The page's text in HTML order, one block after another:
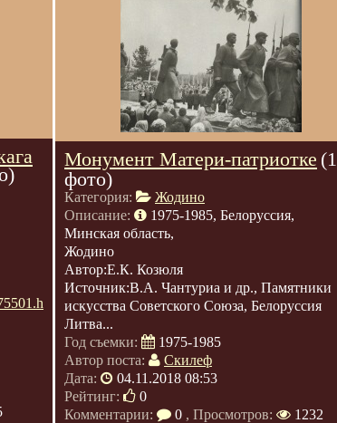
Монумент Матери-патриотке (1
фото)
Категория:
Жодино
Описание:
1975-1985, Белоруссия,
Минская область,
Жодино
Автор:Е.К. Козюля
Источник:В.А. Чантуриа и др., Памятники
искусства Советского Союза, Белоруссия
Литва...
Год съемки:
1975-1985
Автор поста:
Скилеф
Дата:
04.11.2018 08:53
Рейтинг:
0
Комментарии:
0 , Просмотров:
1232